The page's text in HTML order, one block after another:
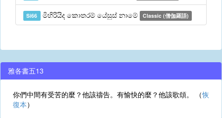
Si66 මිහිරියිද කොතරම් යේසුස් නාමේ Classic (僧伽羅語)
雅各書五13
你們中間有受苦的麼？他該禱告。有愉快的麼？他該歌頌。 （恢
復本）